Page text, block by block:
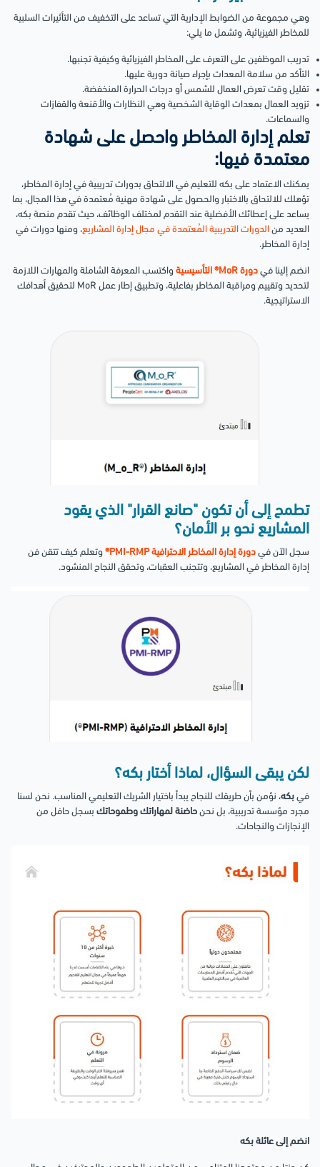
وهي مجموعة من الضوابط الإدارية التي تساعد على التخفيف من التأثيرات السلبية
للمخاطر الفيزيائية، وتشمل ما يلي:
تدريب الموظفين على التعرف على المخاطر الفيزيائية وكيفية تجنبها.
التأكد من سلامة المعدات بإجراء صيانة دورية عليها.
تقليل وقت تعرض العمال للشمس أو درجات الحرارة المنخفضة.
تزويد العمال بمعدات الوقاية الشخصية وهي النظارات والأقنعة والقفازات
والسماعات.
تعلم إدارة المخاطر واحصل على شهادة
معتمدة فيها:
يمكنك الاعتماد على بكه للتعليم في الالتحاق بدورات تدريبية في إدارة المخاطر،
تؤهلك للالتحاق بالاختبار والحصول على شهادة مهنية مُعتمدة في هذا المجال، بما
يساعد على إعطائك الأفضلية عند التقدم لمختلف الوظائف، حيث تقدم منصة بكه،
العديد من الدورات التدريبية المُعتمدة في مجال إدارة المشاريع، ومنها دورات في
إدارة المخاطر.
انضم إلينا في دورة MoR® التأسيسية
واكتسب المعرفة الشاملة والمهارات اللازمة
لتحديد وتقييم ومراقبة المخاطر بفاعلية، وتطبيق إطار عمل MoR لتحقيق أهدافك
الاستراتيجية.
تطمح إلى أن تكون "صانع القرار" الذي يقود
المشاريع نحو بر الأمان؟
سجل الآن في دورة إدارة المخاطر الاحترافية PMI-RMP®
وتعلم كيف تتقن فن
إدارة المخاطر في المشاريع، وتتجنب العقبات، وتحقق النجاح المنشود.
لكن يبقى السؤال، لماذا أختار بكه؟
في بكه، نؤمن بأن طريقك للنجاح يبدأ باختيار الشريك التعليمي المناسب. نحن لسنا
مجرد مؤسسة تدريبية، بل نحن حاضنة لمهاراتك وطموحاتك بسجل حافل من
الإنجازات والنجاحات.
انضم إلى عائلة بكه